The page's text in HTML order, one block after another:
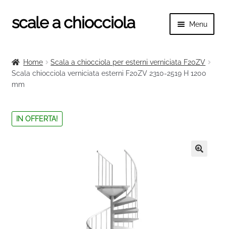
Vai
alla
Vai
al
scale a chiocciola Menu
il
menu
Tutte le scale
Ringhiere e balaustre
menu
Home
Scala a chiocciola per esterni verniciata F20ZV
Scala chiocciola verniciata esterni F20ZV 2310-2519 H 1200
mm
IN OFFERTA!